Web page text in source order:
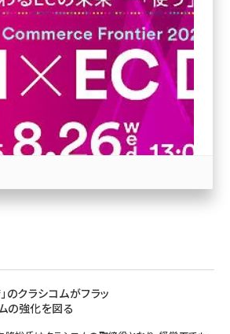
ド (784)
のクラシコムがフラッ
の強化を図る
ら↑